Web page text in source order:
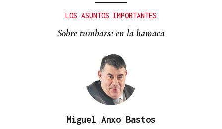
Oporto, el modelo a seguir para recuperar el
LOS ASUNTOS IMPORTANTES
Sobre tumbarse en la hamaca
Miguel Anxo Bastos